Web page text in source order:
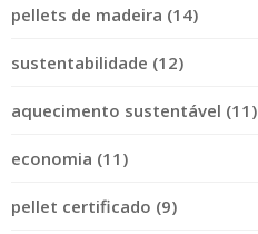
pellets de madeira (14)
sustentabilidade (12)
aquecimento sustentável (11)
economia (11)
pellet certificado (9)